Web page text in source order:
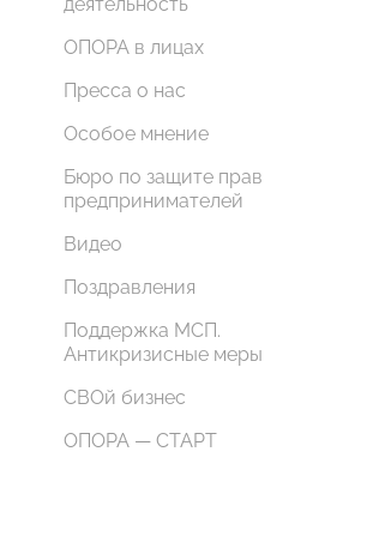
ОПОРА в лицах
Пресса о нас
Особое мнение
Бюро по защите прав
предпринимателей
Видео
Поздравления
Поддержка МСП.
Антикризисные меры
СВОй бизнес
ОПОРА — СТАРТ